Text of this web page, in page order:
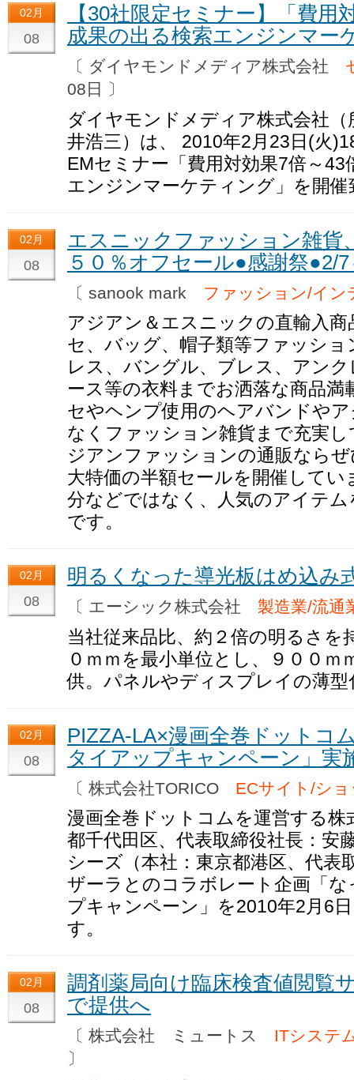
02月
08
【30社限定セミナー】「費用
成果の出る検索エンジンマー
〔 ダイヤモンドメディア株式会社
08日 〕
ダイヤモンドメディア株式会社（
井浩三）は、 2010年2月23日(火
EMセミナー「費用対効果7倍～
エンジンマーケティング」を開催
02月
08
エスニックファッション雑貨
５０％オフセール●感謝祭●2/
〔 sanook mark ファッション/イン
アジアン＆エスニックの直輸入
セ、バッグ、帽子類等ファッシ
レス、バングル、ブレス、アン
ース等の衣料までお洒落な商品
セやヘンプ使用のヘアバンドや
なくファッション雑貨まで充実
ジアンファッションの通販なら
大特価の半額セールを開催してい
分などではなく、人気のアイテ
です。
02月
08
明るくなった導光板はめ込み
〔 エーシック株式会社 製造業/流通
当社従来品比、約２倍の明るさ
０ｍｍを最小単位とし、９００
供。パネルやディスプレイの薄型
02月
08
PIZZA-LA×漫画全巻ドットコ
タイアップキャンペーン」実
〔 株式会社TORICO ECサイト/シ
漫画全巻ドットコムを運営する株
都千代田区、代表取締役社長：安
シーズ（本社：東京都港区、代表
ザーラとのコラボレート企画「
プキャンペーン」を2010年2月6
す。
02月
08
調剤薬局向け臨床検査値閲覧
で提供へ
〔 株式会社 ミュートス ITシステ
〕